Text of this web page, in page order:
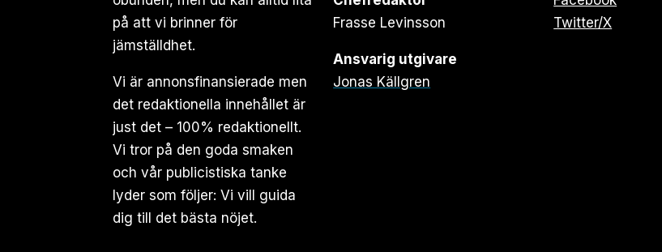
på att vi brinner för
jämställdhet.
Vi är annonsfinansierade men
det redaktionella innehållet är
just det – 100% redaktionellt.
Vi tror på den goda smaken
och vår publicistiska tanke
lyder som följer: Vi vill guida
dig till det bästa nöjet.
Frasse Levinsson
Ansvarig utgivare
Jonas Källgren
Twitter/X